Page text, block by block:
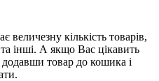
кількість товарів,
та інші. А якщо Вас цікавить
товар до кошика і